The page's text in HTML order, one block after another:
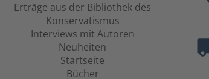
Erträge aus der Bibliothek des
Konservatismus
Interviews mit Autoren
Neuheiten
Startseite
Bücher